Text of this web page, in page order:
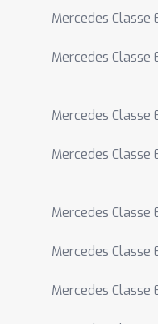
Mercedes Classe
Mercedes Classe
Mercedes Classe
Mercedes Classe
Mercedes
Mercedes Classe
Mercedes Classe